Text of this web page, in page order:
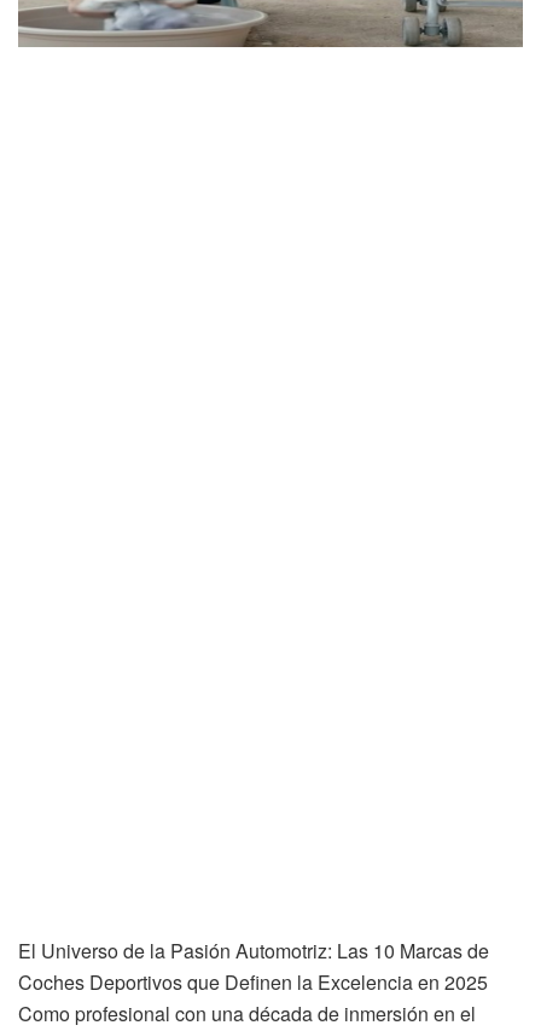
El Universo de la Pasión Automotriz: Las 10 Marcas de
Coches Deportivos que Definen la Excelencia en 2025
Como profesional con una década de inmersión en el